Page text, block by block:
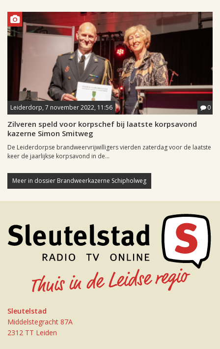
Leiderdorp, 7 november 2022, 11:56 0
Zilveren speld voor korpschef bij laatste korpsavond
kazerne Simon Smitweg
De Leiderdorpse brandweervrijwilligers vierden zaterdag voor de laatste
keer de jaarlijkse korpsavond in de...
Meer in dossier Brandweerkazerne Schipholweg
Sleutelstad
Middelstegracht 87A
2312 TT Leiden